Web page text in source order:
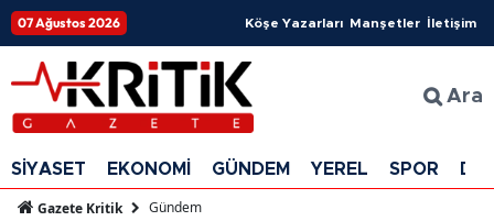
07 Ağustos 2026 Köşe Yazarları Manşetler İletişim
Ara
SİYASET EKONOMİ GÜNDEM YEREL SPOR
Gazete Kritik Gündem